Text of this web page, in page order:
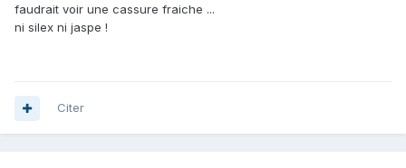
faudrait voir une cassure fraiche ...
ni silex ni jaspe !
Citer